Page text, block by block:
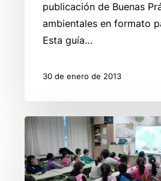
publicación de Buenas
ambientales en formato
Esta guía…
30 de enero de 2013
Buenas
prácticas
ambientales
y